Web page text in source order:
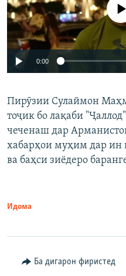
Auto 240p
720p
Феълан
0:00
Пирӯзии Сулаймон
тоҷик бо лақаби
чеченаш дар
хабарҳои муҳим дар ин
ва баҳси зиёдеро
Идома
Ба дигарон фиристед